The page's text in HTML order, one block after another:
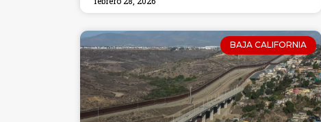
BAJA CALIFORNIA